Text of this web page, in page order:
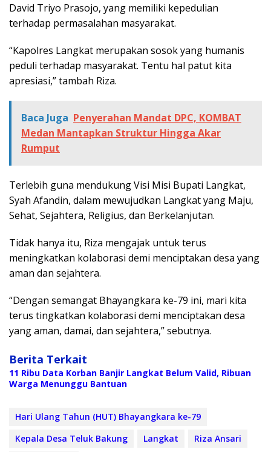
David Triyo Prasojo, yang memiliki kepedulian
terhadap permasalahan masyarakat.
“Kapolres Langkat merupakan sosok yang humanis
peduli terhadap masyarakat. Tentu hal patut kita
apresiasi,” tambah Riza.
Baca Juga Penyerahan Mandat DPC, KOMBAT
Medan Mantapkan Struktur Hingga Akar
Rumput
Terlebih guna mendukung Visi Misi Bupati Langkat,
Syah Afandin, dalam mewujudkan Langkat yang Maju,
Sehat, Sejahtera, Religius, dan Berkelanjutan.
Tidak hanya itu, Riza mengajak untuk terus
meningkatkan kolaborasi demi menciptakan desa yang
aman dan sejahtera.
“Dengan semangat Bhayangkara ke-79 ini, mari kita
terus tingkatkan kolaborasi demi menciptakan desa
yang aman, damai, dan sejahtera,” sebutnya.
Berita Terkait
11 Ribu Data Korban Banjir Langkat Belum Valid, Ribuan
Warga Menunggu Bantuan
Hari Ulang Tahun (HUT) Bhayangkara ke-79
Kepala Desa Teluk Bakung
Langkat
Riza Ansari